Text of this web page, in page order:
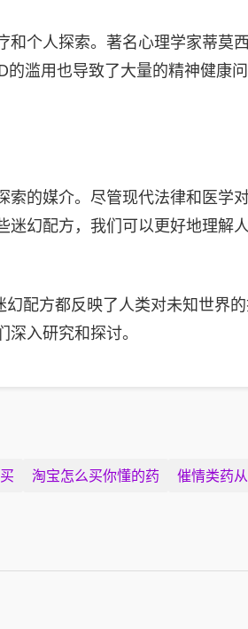
个人探索。著名心理学家蒂莫
的滥用也导致了大量的精神健康
的媒介。尽管现代法律和医学
幻配方，我们可以更好地理解
配方都反映了人类对未知世界
入研究和探讨。
淘宝怎么买你懂的药
催情类药